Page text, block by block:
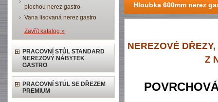
plochou nerez gastro
Vana lisovaná nerez gastro
Zavřít katalog »
PRACOVNÍ STŮL STANDARD
NEREZOVÝ NÁBYTEK
GASTRO
PRACOVNÍ STŮL SE DŘEZEM
PREMIUM
Hloubka 600mm nerez
NEREZOVÉ
Z